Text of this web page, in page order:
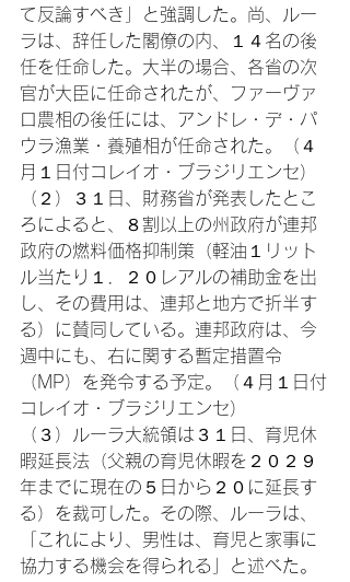
て反論すべき」と強調した。尚、ルー
ラは、辞任した閣僚の内、１４名の後
任を任命した。大半の場合、各省の次
官が大臣に任命されたが、ファーヴァ
ロ農相の後任には、アンドレ・デ・パ
ウラ漁業・養殖相が任命された。（４
月１日付コレイオ・ブラジリエンセ）
（２）３１日、財務省が発表したとこ
ろによると、８割以上の州政府が連邦
政府の燃料価格抑制策（軽油１リット
ル当たり１．２０レアルの補助金を出
し、その費用は、連邦と地方で折半す
る）に賛同している。連邦政府は、今
週中にも、右に関する暫定措置令
（MP）を発令する予定。（４月１日付
コレイオ・ブラジリエンセ）
（３）ルーラ大統領は３１日、育児休
暇延長法（父親の育児休暇を２０２９
年までに現在の５日から２０に延長す
る）を裁可した。その際、ルーラは、
「これにより、男性は、育児と家事に
協力する機会を得られる」と述べた。